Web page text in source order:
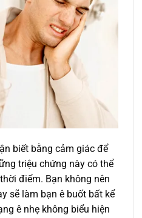
biết bằng cảm giác để
triệu chứng này có thể
điểm. Bạn không nên
sẽ làm bạn ê buốt bất kể
ê nhẹ không biểu hiện